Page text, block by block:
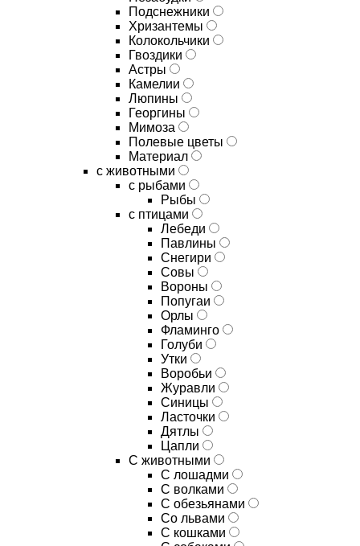
Подснежники
Хризантемы
Колокольчики
Гвоздики
Астры
Камелии
Люпины
Георгины
Мимоза
Полевые цветы
Материал
с животными
с рыбами
Рыбы
с птицами
Лебеди
Павлины
Снегири
Совы
Вороны
Попугаи
Орлы
Фламинго
Голуби
Утки
Воробьи
Журавли
Синицы
Ласточки
Дятлы
Цапли
С животными
С лошадми
С волками
С обезьянами
Со львами
С кошками